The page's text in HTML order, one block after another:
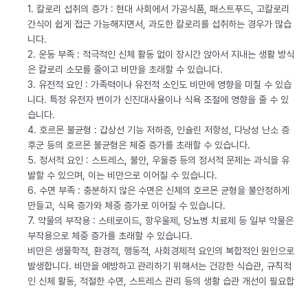
1. 칼로리 섭취의 증가 : 현대 사회에서 가공식품, 패스트푸드, 고칼로리
간식이 쉽게 접근 가능해지면서, 과도한 칼로리를 섭취하는 경우가 많습
니다.
2. 운동 부족 : 적극적인 신체 활동 없이 장시간 앉아서 지내는 생활 방식
은 칼로리 소모를 줄이고 비만을 초래할 수 있습니다.
3. 유전적 요인 : 가족력이나 유전적 소인도 비만에 영향을 미칠 수 있습
니다. 특정 유전자 변이가 신진대사율이나 식욕 조절에 영향을 줄 수 있
습니다.
4. 호르몬 불균형 : 갑상선 기능 저하증, 인슐린 저항성, 다낭성 난소 증
후군 등의 호르몬 불균형은 체중 증가를 초래할 수 있습니다.
5. 정서적 요인 : 스트레스, 불안, 우울증 등의 정서적 문제는 과식을 유
발할 수 있으며, 이는 비만으로 이어질 수 있습니다.
6. 수면 부족 : 충분하지 않은 수면은 신체의 호르몬 균형을 불안정하게
만들고, 식욕 증가와 체중 증가로 이어질 수 있습니다.
7. 약물의 부작용 : 스테로이드, 항우울제, 당뇨병 치료제 등 일부 약물은
부작용으로 체중 증가를 초래할 수 있습니다.
비만은 생물학적, 환경적, 행동적, 사회경제적 요인의 복합적인 원인으로
발생합니다. 비만을 예방하고 관리하기 위해서는 건강한 식습관, 규칙적
인 신체 활동, 적절한 수면, 스트레스 관리 등의 생활 습관 개선이 필요합